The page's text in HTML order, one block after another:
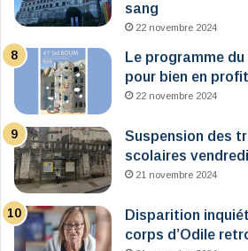
sang
22 novembre 2024
Le programme du
pour bien en
22 novembre 2024
Suspension des
scolaires
21 novembre 2024
Disparition
corps d’Odile